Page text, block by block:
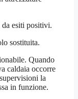
da esiti positivi.
sostituita.
Quando
caldaia occorre
la
in funzione.